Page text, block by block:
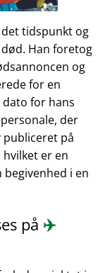
tidspunkt og
Han foretog
og
for en
dato for hans
der
publiceret på
hvilket er en
i en
på ✈️